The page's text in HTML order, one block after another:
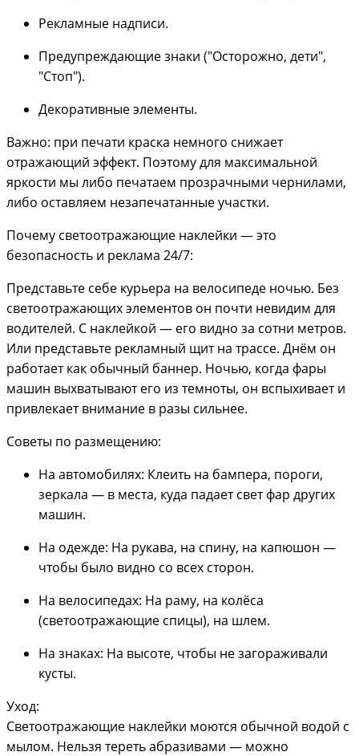
Рекламные надписи.
Предупреждающие знаки ("Осторожно, дети",
"Стоп").
Декоративные элементы.
Важно: при печати краска немного снижает
отражающий эффект. Поэтому для максимальной
яркости мы либо печатаем прозрачными чернилами,
либо оставляем незапечатанные участки.
Почему светоотражающие наклейки — это
безопасность и реклама 24/7:
Представьте себе курьера на велосипеде ночью. Без
светоотражающих элементов он почти невидим для
водителей. С наклейкой — его видно за сотни метров.
Или представьте рекламный щит на трассе. Днём он
работает как обычный баннер. Ночью, когда фары
машин выхватывают его из темноты, он вспыхивает и
привлекает внимание в разы сильнее.
Советы по размещению:
На автомобилях: Клеить на бампера, пороги,
зеркала — в места, куда падает свет фар других
машин.
На одежде: На рукава, на спину, на капюшон —
чтобы было видно со всех сторон.
На велосипедах: На раму, на колёса
(светоотражающие спицы), на шлем.
На знаках: На высоте, чтобы не загораживали
кусты.
Уход:
Светоотражающие наклейки моются обычной водой с
мылом. Нельзя тереть абразивами — можно